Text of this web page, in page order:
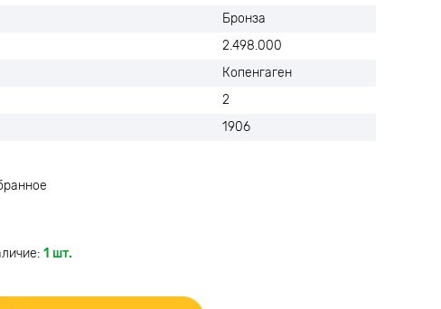
Бронза
2.498.000
Копенгаген
2
1906
1 шт.